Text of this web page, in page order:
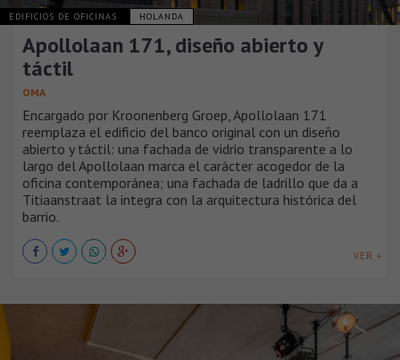
EDIFICIOS DE OFICINAS HOLANDA
Apollolaan 171, diseño abierto y
táctil
OMA
Encargado por Kroonenberg Groep, Apollolaan 171
reemplaza el edificio del banco original con un diseño
abierto y táctil: una fachada de vidrio transparente a lo
largo del Apollolaan marca el carácter acogedor de la
oficina contemporánea; una fachada de ladrillo que da a
Titiaanstraat la integra con la arquitectura histórica del
barrio.
VER +